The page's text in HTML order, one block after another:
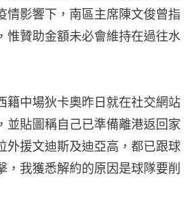
情影響下，南區主席陳文俊曾指
惟贊助金額未必會維持在過往水
籍中場狄卡奧昨日就在社交網站
並貼圖稱自己已準備離港返回家
外援文迪斯及迪亞高，都已跟球
我獲悉解約的原因是球隊要削